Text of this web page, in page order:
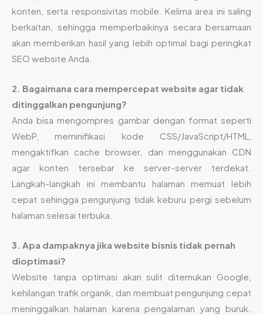
konten, serta responsivitas mobile. Kelima area ini saling
berkaitan, sehingga memperbaikinya secara bersamaan
akan memberikan hasil yang lebih optimal bagi peringkat
SEO website Anda.
2. Bagaimana cara mempercepat website agar tidak
ditinggalkan pengunjung?
Anda bisa mengompres gambar dengan format seperti
WebP, meminifikasi kode CSS/JavaScript/HTML,
mengaktifkan cache browser, dan menggunakan CDN
agar konten tersebar ke server-server terdekat.
Langkah-langkah ini membantu halaman memuat lebih
cepat sehingga pengunjung tidak keburu pergi sebelum
halaman selesai terbuka.
3. Apa dampaknya jika website bisnis tidak pernah
dioptimasi?
Website tanpa optimasi akan sulit ditemukan Google,
kehilangan trafik organik, dan membuat pengunjung cepat
meninggalkan halaman karena pengalaman yang buruk.